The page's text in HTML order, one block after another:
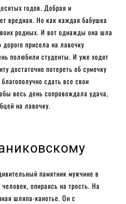
годов. Добрая и
вредная. Но как каждая бабушка
родных. И вот однажды она шла
присела на лавочку
полюбили студенты. И уже ходят
достаточно потереть об сумочку
сдать все свои
весь день сопровождала удача,
на лавочку.
памятник мужчине в
опираясь на трость. На
шляпа-канотье. Он с